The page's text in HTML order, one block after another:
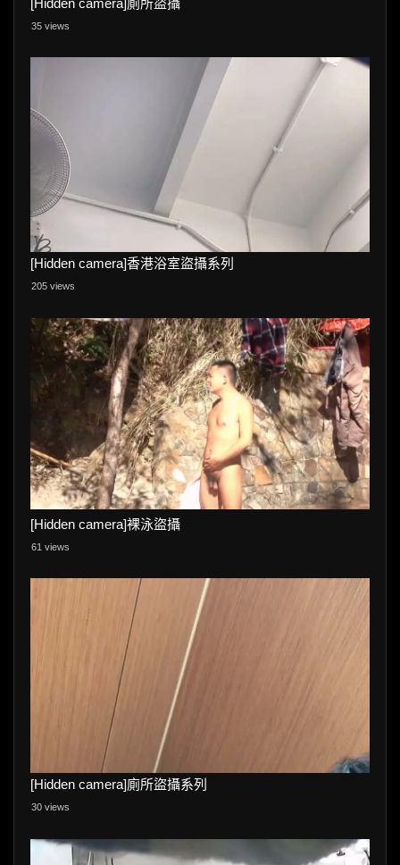
35 views
[Hidden camera]香港浴室盜攝系列
205 views
[Hidden camera]裸泳盜攝
61 views
[Hidden camera]廁所盜攝系列
30 views